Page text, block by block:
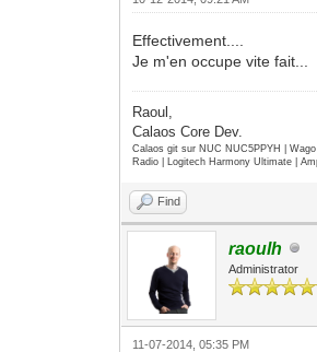
Effectivement....
Je m'en occupe vite fait...
Raoul,
Calaos Core Dev.
Calaos git sur NUC NUC5PPYH |
Radio | Logitech Harmony Ultimate |
Find
raoulh
Administrator
11-07-2014, 05:35 PM